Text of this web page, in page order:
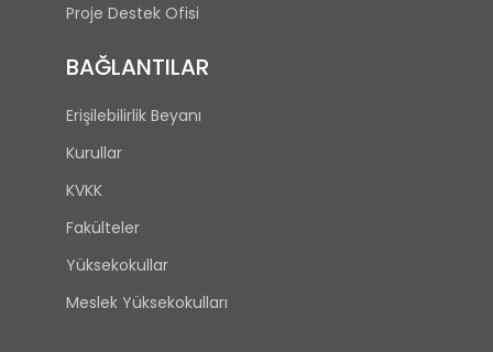
Proje Destek Ofisi
BAĞLANTILAR
Erişilebilirlik Beyanı
Kurullar
KVKK
Fakülteler
Yüksekokullar
Meslek Yüksekokulları